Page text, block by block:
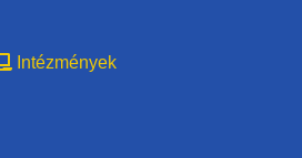
Intézmények